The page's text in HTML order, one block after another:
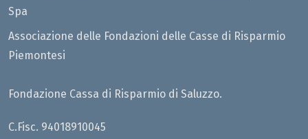
Spa
Associazione delle Fondazioni delle Casse di Risparmio
Piemontesi
Fondazione Cassa di Risparmio di Saluzzo.
C.Fisc. 94018910045